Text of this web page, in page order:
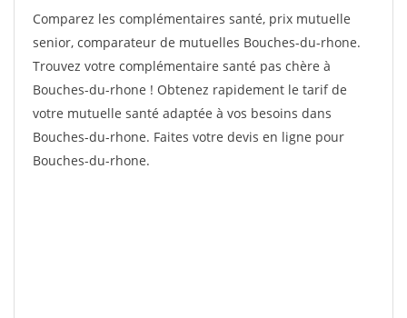
Comparez les complémentaires santé, prix mutuelle
senior, comparateur de mutuelles Bouches-du-rhone.
Trouvez votre complémentaire santé pas chère à
Bouches-du-rhone ! Obtenez rapidement le tarif de
votre mutuelle santé adaptée à vos besoins dans
Bouches-du-rhone. Faites votre devis en ligne pour
Bouches-du-rhone.